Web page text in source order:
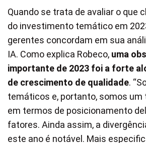
Quando se trata de avaliar o que
do investimento temático em
gerentes concordam em sua
IA. Como explica Robeco, uma
importante de 2023 foi a forte
de crescimento de qualidade.
temáticos e, portanto, somos
em termos de posicionamento
fatores. Ainda assim, a
este ano é notável. Mais